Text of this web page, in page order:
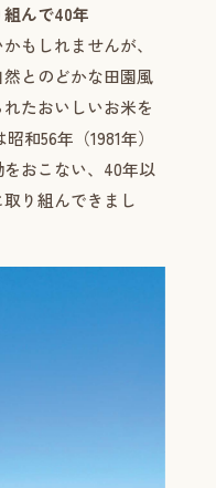
んで40年
もしれませんが、
とのどかな田園風
たおいしいお米を
和56年（1981年）
おこない、40年以
り組んできまし